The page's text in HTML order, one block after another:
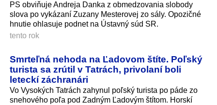
PS obviňuje Andreja Danka z obmedzovania slobody
slova po vykázaní Zuzany Mesterovej zo sály. Opozičné
hnutie ohlasuje podnet na Ústavný súd SR.
tento rok
Smrteľná nehoda na Ľadovom štíte. Poľský
turista sa zrútil v Tatrách, privolaní boli
leteckí záchranári
Vo Vysokých Tatrách zahynul poľský turista po páde zo
snehového poľa pod Zadným Ľadovým štítom. Horskí